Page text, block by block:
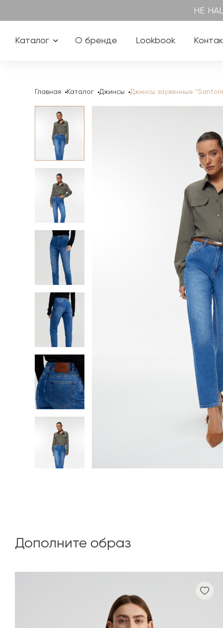
НЕ
Каталог О бренде Lookbook
Главная Каталог Джинсы Джинсы зауженные
Дополните образ